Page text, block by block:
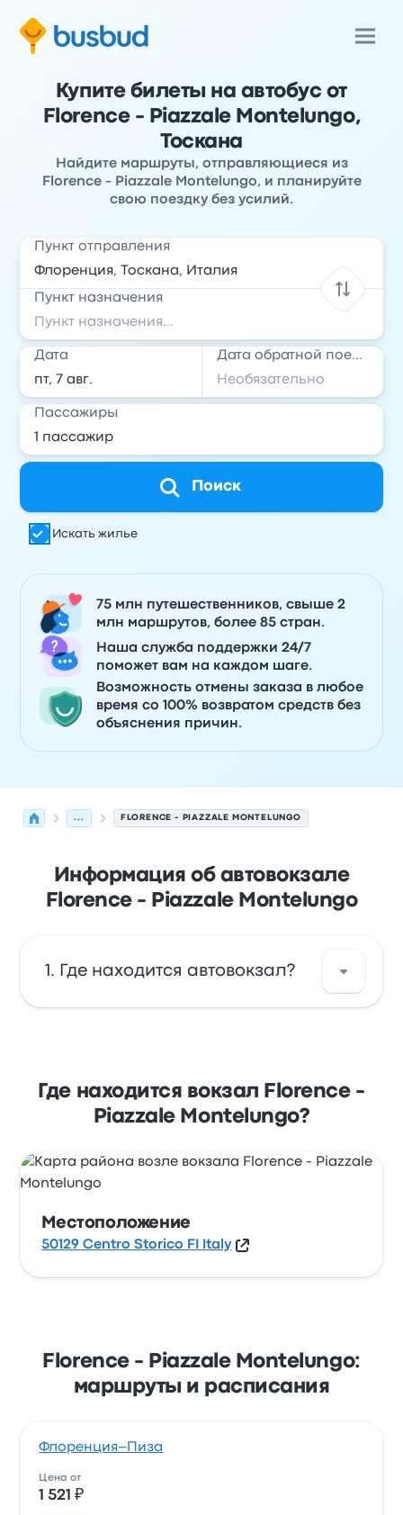
Купите билеты на автобус от
Florence - Piazzale Montelungo,
Тоскана
Найдите маршруты, отправляющиеся из
Florence - Piazzale Montelungo, и планируйте
свою поездку без усилий.
Пункт отправления
Пункт назначения
Дата Дата обратной поездки
Пассажиры
Поиск
Искать жилье
75 млн путешественников, свыше 2
млн маршрутов, более 85 стран.
Наша служба поддержки 24/7
поможет вам на каждом шаге.
Возможность отмены заказа в любое
время со 100% возвратом средств без
объяснения причин.
... FLORENCE - PIAZZALE MONTELUNGO
Информация об автовокзале
Florence - Piazzale Montelungo
Где находится автовокзал?
Посмотреть адрес на карте Флоренция.
Где находится вокзал Florence -
Piazzale Montelungo?
Местоположение
50129 Centro Storico FI Italy
Florence - Piazzale Montelungo:
маршруты и расписания
Флоренция–Пиза
Цена от
1 521 ₽